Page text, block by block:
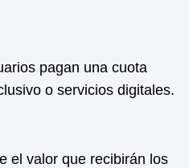
pagan una cuota
o servicios digitales.
el valor que recibirán los